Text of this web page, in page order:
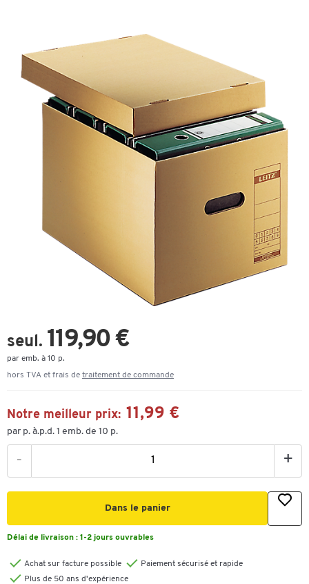
seul. 119,90 €
par emb. à 10 p.
hors TVA et frais de traitement de commande
Notre meilleur prix: 11,99 €
par p. à.p.d. 1 emb. de 10 p.
- +
Dans le panier
Délai de livraison : 1-2 jours ouvrables
Achat sur facture possible
Paiement sécurisé et rapide
Plus de 50 ans d'expérience